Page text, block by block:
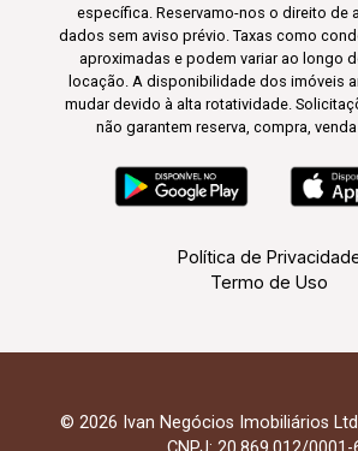
específica. Reservamo-nos o direito de
dados sem aviso prévio. Taxas como
aproximadas e podem variar ao longo
locação. A disponibilidade dos imóveis
mudar devido à alta rotatividade.
não garantem reserva, compra,
Política de
Termo de Uso
© 2026 Ivan Negócios Imobiliários